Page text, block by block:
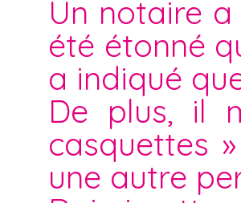
Un notaire
été étonné
a indiqué
De plus, il
casquettes
une autre